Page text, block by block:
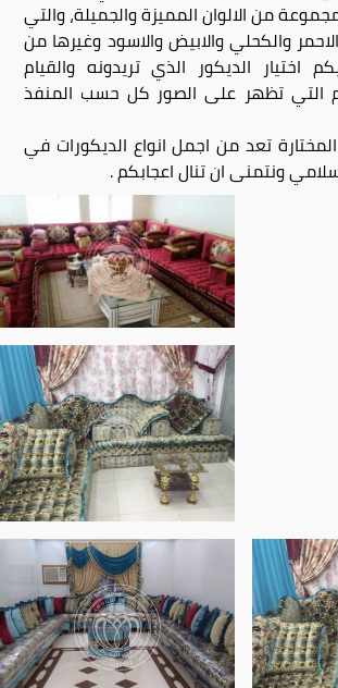
من الالوان المميزة والجميلة، والتي
والكحلي والابيض والاسود وغيرها من
اختيار الديكور الذي تريدونه والقيام
التي تظهر على الصور كل حسب المنفذ
تعد من اجمل انواع الديكورات في
ونتمنى ان تنال اعجابكم .